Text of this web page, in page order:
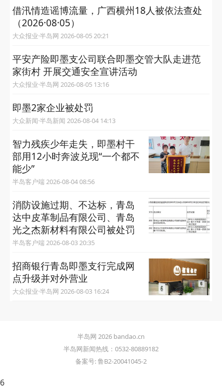
借汛情造谣博流量，广西横州18人被依法查处
（2026·08·05）
大众报业·半岛网 2026-08-05 20:21
平安产险即墨支公司联合即墨交管大队走进范
家街村 开展交通安全宣讲活动
大众报业·半岛网 2026-08-05 13:16
即墨2家企业被处罚
大众新闻·半岛新闻 2026-08-04 14:13
智力残疾少年走失，即墨村干
部用12小时奔波兑现“一个都不
能少”
半岛客户端 2026-08-04 08:56
消防设施过期、不达标，青岛
达中皮革制品有限公司、青岛
光之杰新材料有限公司被处罚
半岛客户端 2026-08-03 20:35
招商银行青岛即墨支行完成网
点升级并对外营业
大众报业·半岛网 2026-08-03 16:24
半岛网 2026 bandao.cn
半岛网新闻热线：0532-80889182
备案号: 鲁B2-20041045-2
6